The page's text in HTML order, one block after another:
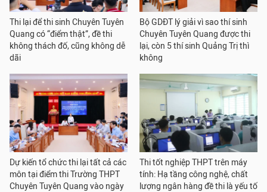
Thi lại để thi sinh Chuyên Tuyên
Quang có “điểm thật”, đề thi
không thách đố, cũng không dễ
dãi
Bộ GDĐT lý giải vì sao thí sinh
Chuyên Tuyên Quang được thi
lại, còn 5 thí sinh Quảng Trị thì
không
Dự kiến tổ chức thi lại tất cả các
môn tại điểm thi Trường THPT
Chuyên Tuyên Quang vào ngày
Thi tốt nghiệp THPT trên máy
tính: Hạ tầng công nghệ, chất
lượng ngân hàng đề thi là yếu tố